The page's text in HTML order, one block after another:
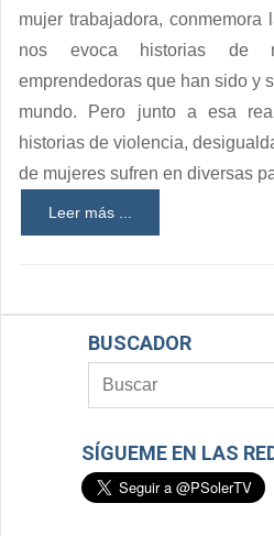
mujer trabajadora,
nos evoca historias de
emprendedoras que han sido y
mundo. Pero junto a esa
historias de violencia,
de mujeres sufren en diversas
Leer más ...
BUSCADOR
SÍGUEME EN LAS